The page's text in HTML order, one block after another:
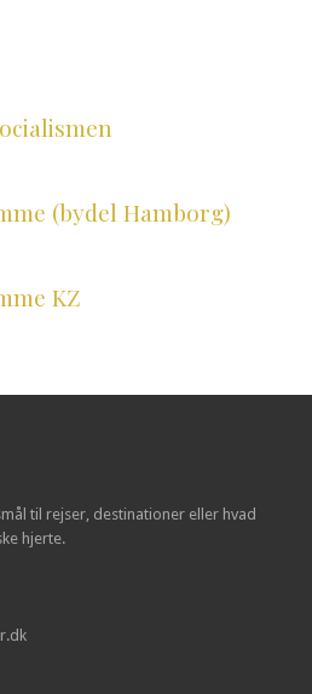
(bydel Hamborg)
KZ
til rejser, destinationer eller hvad
hjerte.